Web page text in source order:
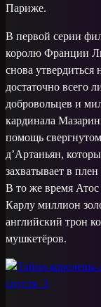
Париже.
В первой серии
королю Франции
снова утвердиться
достаточно всего
добровольцев и
кардинала
помощь
д’Артаньян,
захватывает в
В то же время Атос
Карлу миллион
английский трон
мушкетёров.